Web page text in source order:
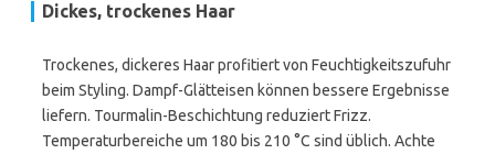
Dickes, trockenes Haar
Trockenes, dickeres Haar profitiert von Feuchtigkeitszufuhr
beim Styling. Dampf-Glätteisen können bessere Ergebnisse
liefern. Tourmalin-Beschichtung reduziert Frizz.
Temperaturbereiche um 180 bis 210 °C sind üblich. Achte